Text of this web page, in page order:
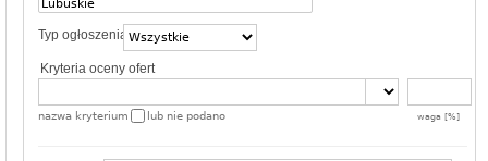
Typ ogłoszenia
Kryteria oceny ofert
nazwa kryterium waga [%]
lub nie podano